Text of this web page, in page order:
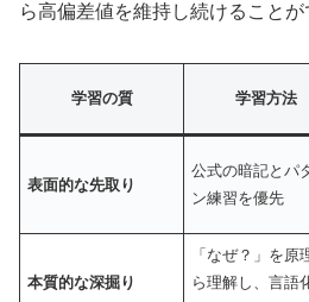
ら高偏差値を維持し続けることが
学習の質 学習方法
表面的な先取り
公式の暗記とパ
ン練習を優先
本質的な深掘り
「なぜ？」を原
ら理解し、言語